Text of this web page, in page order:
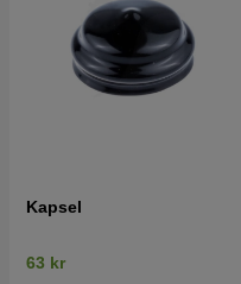
Kapsel
63 kr